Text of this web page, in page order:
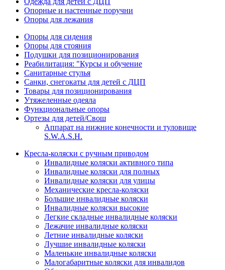
Опорные и настенные поручни
Опоры для лежания
Опоры для сидения
Опоры для стояния
Подушки для позиционирования
Реабилитация: "Курсы и обучение
Санитарные стулья
Санки, снегокаты для детей с ДЦП
Товары для позиционирования
Утяжеленные одеяла
Функциональные опоры
Ортезы для детей/Свош
Аппарат на нижние конечности и туловище
S.W.A.S.H.
Кресла-коляски с ручным приводом
Инвалидные коляски активного типа
Инвалидные коляски для полных
Инвалидные коляски для улицы
Механические кресла-коляски
Большие инвалидные коляски
Инвалидные коляски высокие
Легкие складные инвалидные коляски
Лежачие инвалидные коляски
Летние инвалидные коляски
Лучшие инвалидные коляски
Маленькие инвалидные коляски
Малогабаритные коляски для инвалидов